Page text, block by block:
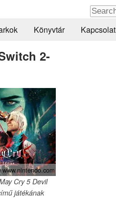
Könyvtár Kapcsolat
2-
Cry 5 Devil
játékának